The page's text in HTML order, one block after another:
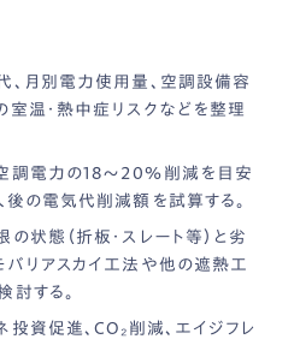
、月別電力使用量、空調設備容
室温・熱中症リスクなどを整理
調電力の18〜20％削減を目安
後の電気代削減額を試算する。
の状態（折板・スレート等）と劣
バリアスカイ工法や他の遮熱工
討する。
投資促進、CO₂削減、エイジフレ